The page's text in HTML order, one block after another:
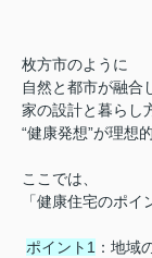
枚方市のように
自然と都市が融合
家の設計と暮らし
“健康発想”が理想
ここでは、
「健康住宅のポイ
ポイント1 ：地域